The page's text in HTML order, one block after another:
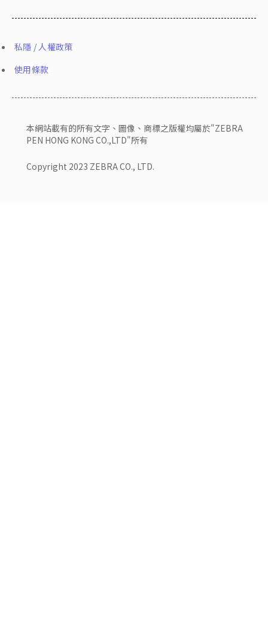
本網站載有的所有文字、圖像、商標之版權均屬於"ZEBRA
PEN HONG KONG CO.,LTD"所有
Copyright 2023 ZEBRA CO., LTD.
私隱 / 人權政策
使用條款